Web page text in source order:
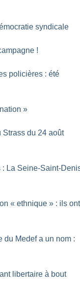
syndicale
!
policières : été
»
Strass du 24 août
: La Seine-Saint-
« ethnique » : ils ont
du Medef a un nom :
libertaire à bout